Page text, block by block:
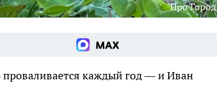
Про Город
проваливается каждый год — и Иван